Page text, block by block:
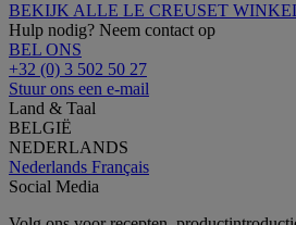
BEKIJK ALLE LE CREUSET
Hulp nodig? Neem contact op
BEL ONS
+32 (0) 3 502 50 27
Stuur ons een e-mail
Land & Taal
BELGIË
NEDERLANDS
Nederlands Français
Social Media